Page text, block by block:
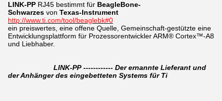
LINK-PP RJ45 bestimmt für BeagleBone-
Schwarzes von Texas-Instrument
http://www.ti.com/tool/beaglebk#0
ein preiswertes, eine offene Quelle, Gemeinschaft-gestützte eine
Entwicklungsplattform für Prozessorentwickler ARM® Cortex™-A8
und Liebhaber.
LINK-PP ------------ Der ernannte Lieferant und
der Anhänger des eingebetteten Systems für Ti